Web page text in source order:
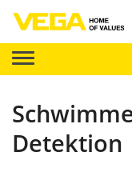
Detektion